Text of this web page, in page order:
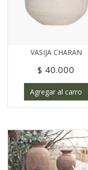
VASIJA CHARAN
$ 40.000
Agregar al carro